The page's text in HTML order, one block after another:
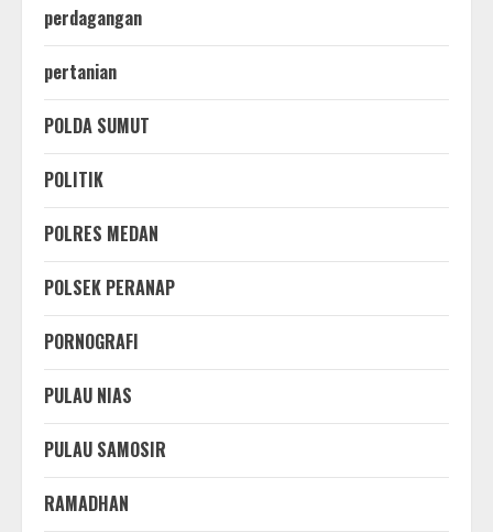
perdagangan
pertanian
POLDA SUMUT
POLITIK
POLRES MEDAN
POLSEK PERANAP
PORNOGRAFI
PULAU NIAS
PULAU SAMOSIR
RAMADHAN